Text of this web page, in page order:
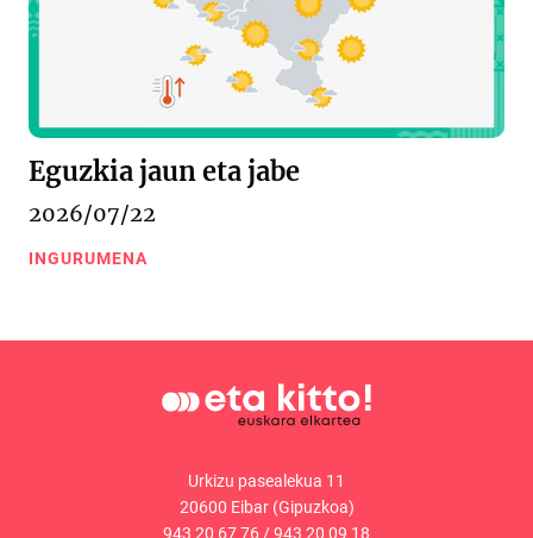
Eguzkia jaun eta jabe
2026/07/22
INGURUMENA
Urkizu pasealekua 11
20600 Eibar (Gipuzkoa)
943 20 67 76 /943 20 09 18